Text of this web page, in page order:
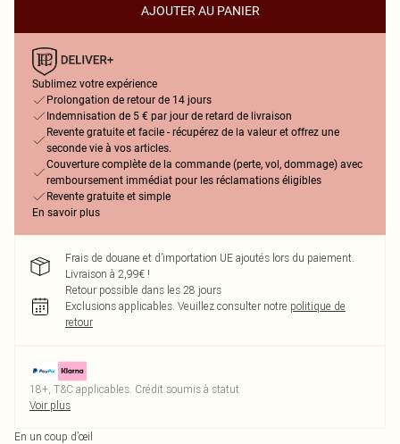
AJOUTER AU PANIER
Sublimez votre expérience
Prolongation de retour de 14 jours
Indemnisation de 5 € par jour de retard de livraison
Revente gratuite et facile - récupérez de la valeur et offrez une
seconde vie à vos articles.
Couverture complète de la commande (perte, vol, dommage) avec
remboursement immédiat pour les réclamations éligibles
Revente gratuite et simple
En savoir plus
Frais de douane et d’importation UE ajoutés lors du paiement.
Livraison à 2,99€ !
Retour possible dans les 28 jours
Exclusions applicables. Veuillez consulter notre politique de
retour
18+, T&C applicables. Crédit soumis à statut
Voir plus
En un coup d’œil